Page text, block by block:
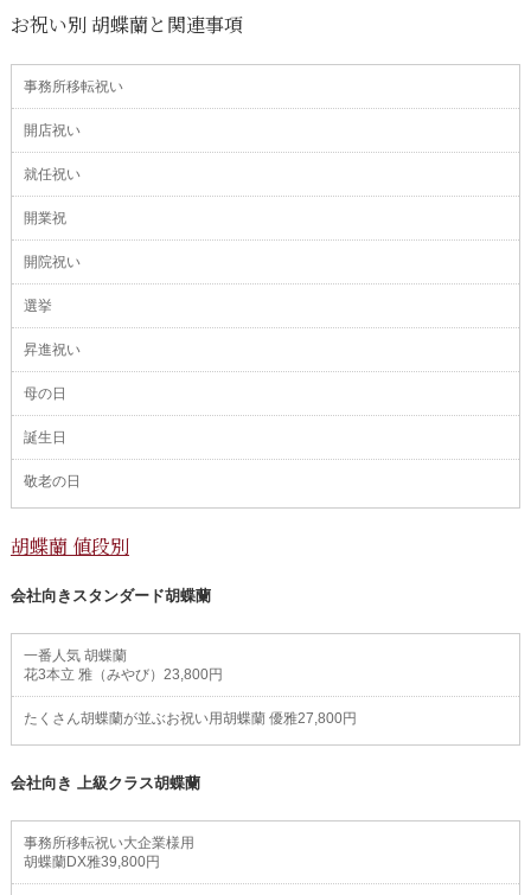
お祝い別 胡蝶蘭と関連事項
事務所移転祝い
開店祝い
就任祝い
開業祝
開院祝い
選挙
昇進祝い
母の日
誕生日
敬老の日
胡蝶蘭 値段別
会社向きスタンダード胡蝶蘭
一番人気 胡蝶蘭
花3本立 雅（みやび）23,800円
たくさん胡蝶蘭が並ぶお祝い用胡蝶蘭 優雅27,800円
会社向き 上級クラス胡蝶蘭
事務所移転祝い大企業様用
胡蝶蘭DX雅39,800円